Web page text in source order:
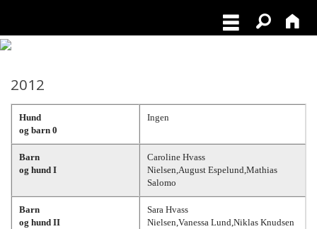
2012
Hund
og barn 0
Ingen
Barn
og hund I
Caroline Hvass
Nielsen,August Espelund,Mathias
Salomo
Barn
og hund II
Sara Hvass
Nielsen,Vanessa Lund,Niklas Knudsen